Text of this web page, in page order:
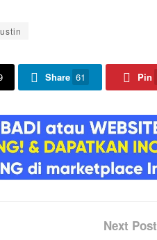
Share 61 Pin
Next Post